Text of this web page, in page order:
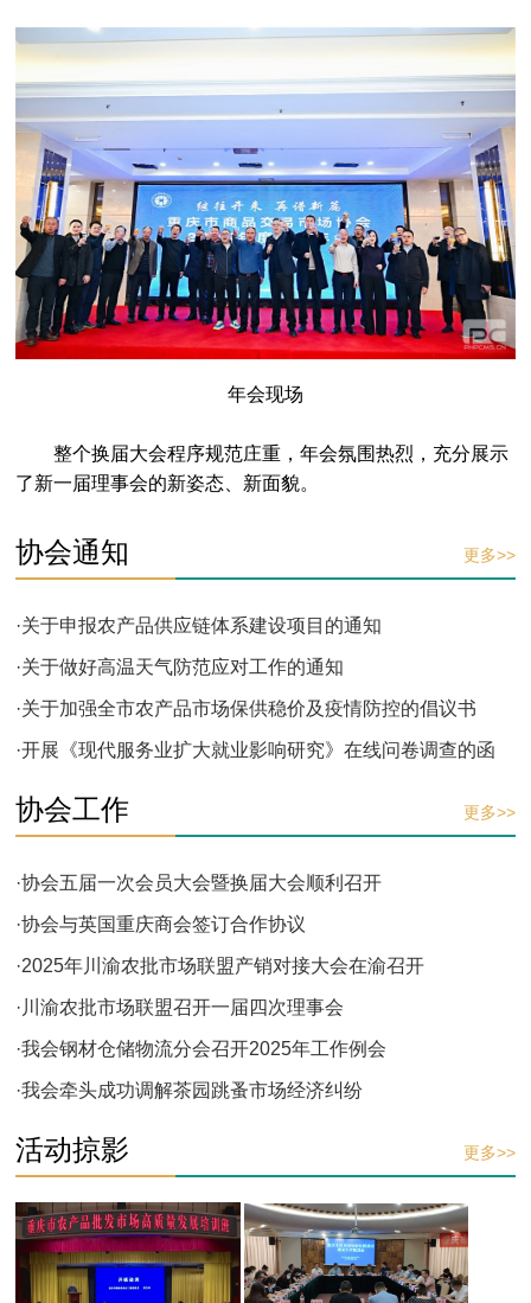
年会现场
整个换届大会程序规范庄重，年会氛围热烈，充分展示
了新一届理事会的新姿态、新面貌。
协会通知 更多>>
·关于申报农产品供应链体系建设项目的通知
·关于做好高温天气防范应对工作的通知
·关于加强全市农产品市场保供稳价及疫情防控的倡议书
·开展《现代服务业扩大就业影响研究》在线问卷调查的函
协会工作 更多>>
·协会五届一次会员大会暨换届大会顺利召开
·协会与英国重庆商会签订合作协议
·2025年川渝农批市场联盟产销对接大会在渝召开
·川渝农批市场联盟召开一届四次理事会
·我会钢材仓储物流分会召开2025年工作例会
·我会牵头成功调解茶园跳蚤市场经济纠纷
活动掠影 更多>>